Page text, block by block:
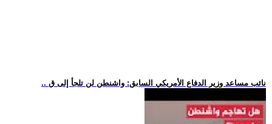
.. نائب مساعد وزير الدفاع الأمريكي السابق: واشنطن لن تلجأ إلى ق